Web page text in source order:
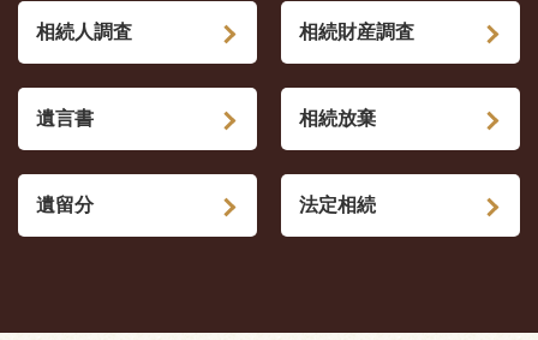
相続人調査 相続財産調査
遺言書 相続放棄
遺留分 法定相続